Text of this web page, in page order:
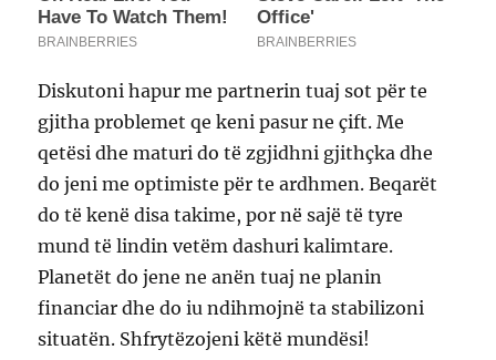
Diskutoni hapur me partnerin tuaj sot për te
gjitha problemet qe keni pasur ne çift. Me
qetësi dhe maturi do të zgjidhni gjithçka dhe
do jeni me optimiste për te ardhmen. Beqarët
do të kenë disa takime, por në sajë të tyre
mund të lindin vetëm dashuri kalimtare.
Planetët do jene ne anën tuaj ne planin
financiar dhe do iu ndihmojnë ta stabilizoni
situatën. Shfrytëzojeni këtë mundësi!